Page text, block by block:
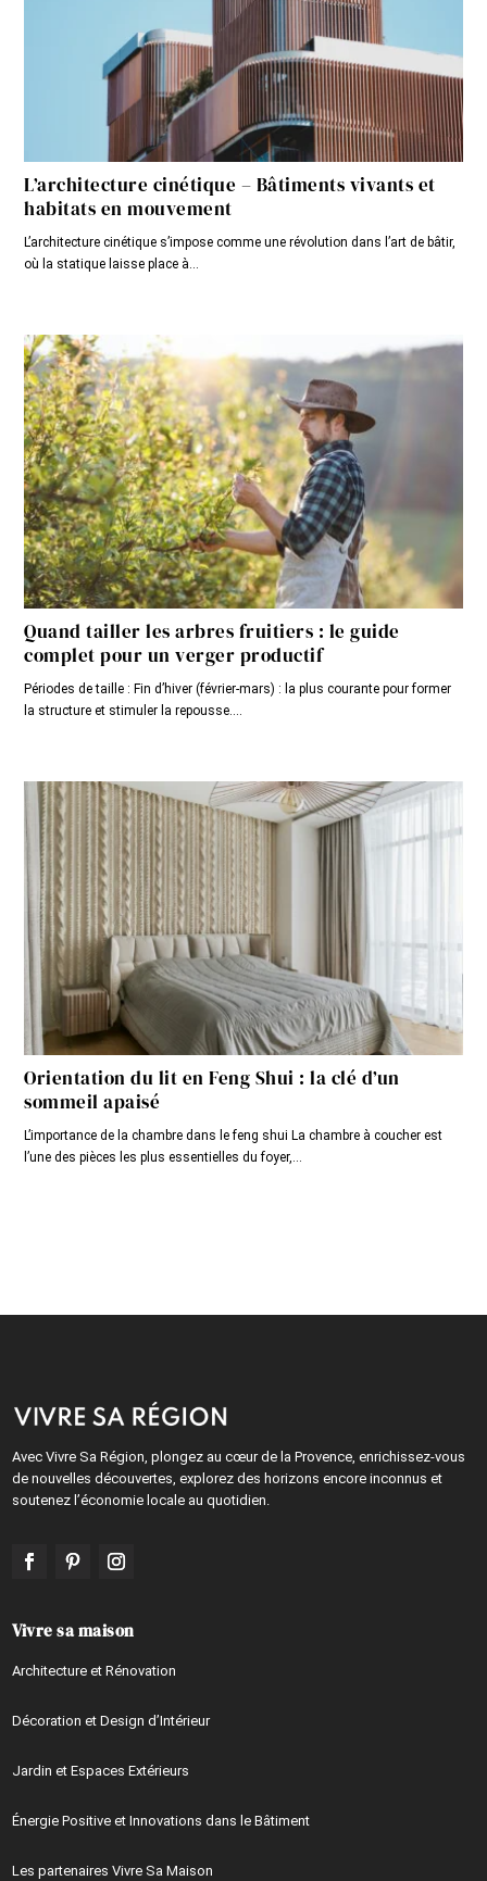
L’architecture cinétique – Bâtiments vivants et
habitats en mouvement
L’architecture cinétique s’impose comme une révolution dans l’art de bâtir,
où la statique laisse place à...
Quand tailler les arbres fruitiers : le guide
complet pour un verger productif
Périodes de taille : Fin d’hiver (février-mars) : la plus courante pour former
la structure et stimuler la repousse....
Orientation du lit en Feng Shui : la clé d’un
sommeil apaisé
L’importance de la chambre dans le feng shui La chambre à coucher est
l’une des pièces les plus essentielles du foyer,...
Avec Vivre Sa Région, plongez au cœur de la Provence, enrichissez-vous
de nouvelles découvertes, explorez des horizons encore inconnus et
soutenez l’économie locale au quotidien.
Vivre sa maison
Architecture et Rénovation
Décoration et Design d’Intérieur
Jardin et Espaces Extérieurs
Énergie Positive et Innovations dans le Bâtiment
Les partenaires Vivre Sa Maison